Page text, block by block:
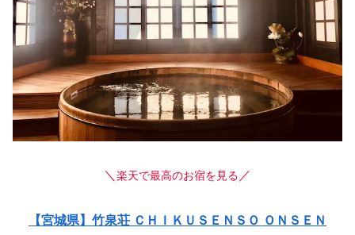
＼ 楽天で最高のお宿を見る ／
【宮城県】竹泉荘 ＣＨＩＫＵＳＥＮＳＯ ＯＮＳＥＮ